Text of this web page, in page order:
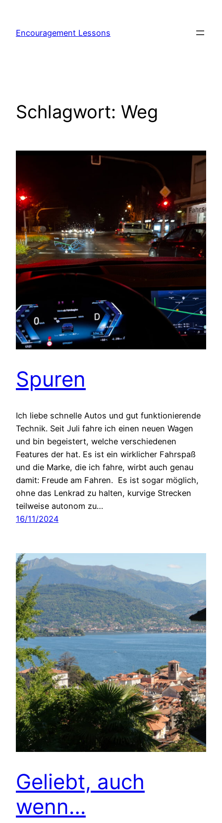
Encouragement Lessons
Schlagwort: Weg
Spuren
Ich liebe schnelle Autos und gut funktionierende
Technik. Seit Juli fahre ich einen neuen Wagen
und bin begeistert, welche verschiedenen
Features der hat. Es ist ein wirklicher Fahrspaß
und die Marke, die ich fahre, wirbt auch genau
damit: Freude am Fahren. Es ist sogar möglich,
ohne das Lenkrad zu halten, kurvige Strecken
teilweise autonom zu…
16/11/2024
Geliebt, auch
wenn…